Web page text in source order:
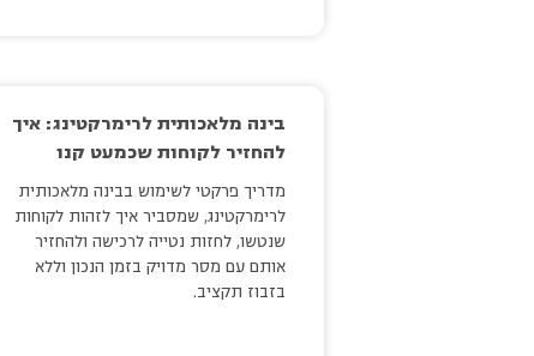
בינה מלאכותית לרימרקטינג: איך
להחזיר לקוחות שכמעט קנו
מדריך פרקטי לשימוש בבינה מלאכותית
לרימרקטינג, שמסביר איך לזהות לקוחות
שנטשו, לחזות נטייה לרכישה ולהחזיר
אותם עם מסר מדויק בזמן הנכון וללא
בזבוז תקציב.